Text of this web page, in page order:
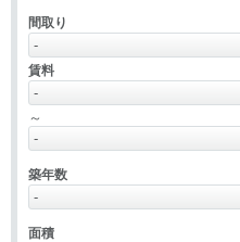
間取り
賃料
～
築年数
面積